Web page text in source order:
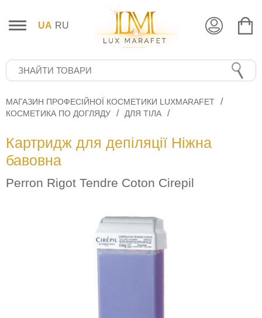
UA RU
МАГАЗИН ПРОФЕСІЙНОЇ КОСМЕТИКИ LUXMARAFET
КОСМЕТИКА ПО ДОГЛЯДУ
ДЛЯ ТІЛА
Картридж для депіляції Ніжна
бавовна
Perron Rigot Tendre Coton Cirepil